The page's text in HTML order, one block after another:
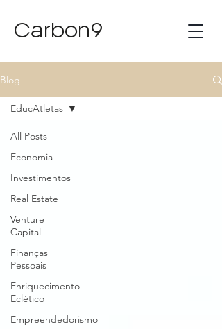
Carbon9
Blog
All Posts
Economia
Investimentos
Real Estate
Venture
Capital
Finanças
Pessoais
Enriquecimento
Eclético
Empreendedorismo
EducAtletas